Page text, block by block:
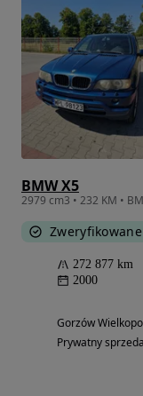
BMW X5
2979 cm3 • 232 KM •
272 877 km
2000
Gorzów
Prywatny